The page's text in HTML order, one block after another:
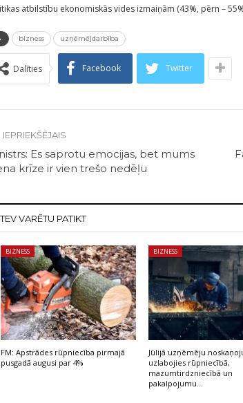
atbilstību ekonomiskās vides izmaiņām (43%, pērn –
bizness uzņēmējdarbība
Dalīties Facebook Twitter
IEPRIEKŠĒJAIS
Es saprotu emocijas, bet mums
krīze ir vien trešo nedēļu
TEV VARĒTU PATIKT
BIZNESS
FM: Apstrādes rūpniecība pirmajā
pusgadā augusi par 4%
BIZNESS
Jūlijā uzņēmēju
uzlabojies rūpniecībā,
mazumtirdzniecībā un
pakalpojumu…